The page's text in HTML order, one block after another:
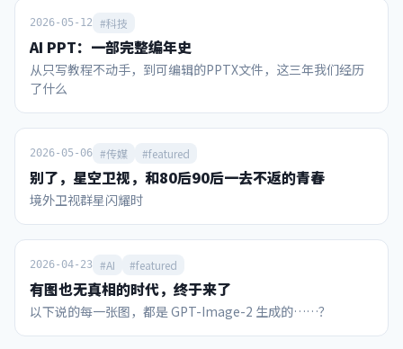
针的身子不离开桌面，并把面积压到更小？有没有直观展示？
数学家利用类似“打三把方向让车掉头”的方法，以及将形状
切碎、重叠的滑行通道，让针在做极小转动的同时紧贴桌面完
成360度旋转。（视频） 视频里展示的是已知面积最小的挂谷
集吗？ 视频只是为了让肉眼看清通道而仅切分了有限次的“障
眼法”，真正的挂谷集是切分了无限次、内部实体面积被彻底
掏空只剩线条骨架的“幽灵海绵”。 如果无穷极限都成立，为
什么面积趋近于零还需要证明？ 因为人类的直觉在处理无限时
极易出错，必须用严密的数学逻辑去证明那些因凑齐所有方向
而产生的微小缝隙，在无限次折叠后确实能够归零且不引起维
度坍塌。...
播卖点。 这届世界杯也借鉴了美国另一大全民赛事——NBA的
一个重要环节，就是售卖所谓的冠军戒指。凭借官方认证和颁
发证书。冠军戒指可以象征性地把大力神杯的金色荣耀，分享
给那些愿意掏钱购买的人。当然分享荣耀的代价不菲，7月16
日FIFA冠军戒指官宣，2026枚限量戒指中面向球迷发售的
1996枚每枚15万美元，理论上销售额约3亿美元，这种创收手
段也是历史首创。 通过梳理，我们可以发现，从赞助商政策、
门票销售、电视转播、IP衍生这几个领域评价，2026年美加墨
世界杯的商业运作能力可以说超越了此前任何一届世界杯。 国
际足联曾披露，2023-26周期收入有望突破150亿美元，较上
周期增长超70%。其中光本届世界杯，收入就高达101.84亿美
元（约合700亿人民币，相当于22冬奥会的4.6倍）。 1984年
洛杉矶奥运会的商业化拯救了奥运这场赛事；同时美国也有
NBA、MLB、NFL等赛事的成功商业化经验，这个“全民玩
咖”的大国具备一种将赛事IP价值最大化的“点石成金”的能
力。 当今国内村超、省超兴起，在全民健身的热潮中，蕴含着
中国足球未来复兴的希望。此时如何借鉴世界杯经验，充分营
销和开发国内赛事IP，是一个值得思考的命题。 赞助商：美国
2026-05-12 #科技
AI PPT：一部完整编年史
从只写教程不动手，到可编辑的PPTX文件，这三年我们经历
了什么
2026-05-06 #传媒 #featured
别了，星空卫视，和80后90后一去不返的青春
境外卫视群星闪耀时
2026-04-23 #AI #featured
有图也无真相的时代，终于来了
以下说的每一张图，都是 GPT-Image-2 生成的……？